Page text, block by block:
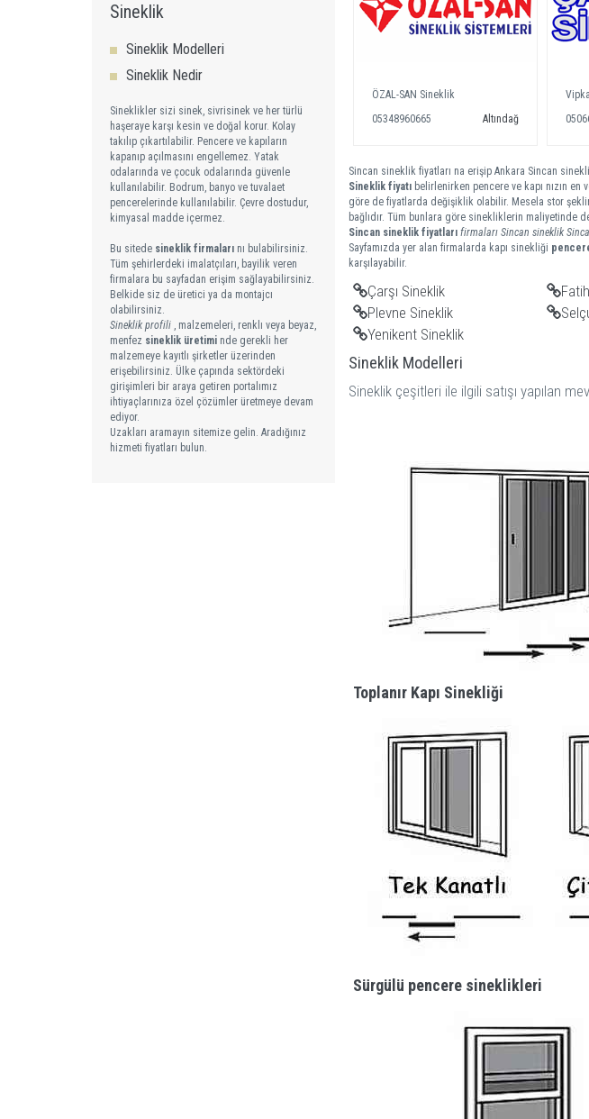
Sineklik
Sineklik Modelleri
Sineklik Nedir
Sineklikler sizi sinek, sivrisinek ve her türlü
haşeraye karşı kesin ve doğal korur. Kolay
takılıp çıkartılabilir. Pencere ve kapıların
kapanıp açılmasını engellemez. Yatak
odalarında ve çocuk odalarında güvenle
kullanılabilir. Bodrum, banyo ve tuvalaet
pencerelerinde kullanılabilir. Çevre dostudur,
kimyasal madde içermez.
Bu sitede sineklik firmaları nı bulabilirsiniz.
Tüm şehirlerdeki imalatçıları, bayilik veren
firmalara bu sayfadan erişim sağlayabilirsiniz.
Belkide siz de üretici ya da montajcı
olabilirsiniz.
Sineklik profili , malzemeleri, renklı veya beyaz,
menfez sineklik üretimi nde gerekli her
malzemeye kayıtlı şirketler üzerinden
erişebilirsiniz. Ülke çapında sektördeki
girişimleri bir araya getiren portalımız
ihtiyaçlarınıza özel çözümler üretmeye devam
ediyor.
Uzakları aramayın sitemize gelin. Aradığınız
hizmeti fiyatları bulun.
ÖZAL-SAN Sineklik
05348960665
Altındağ
Sincan sineklik fiyatları na erişip Ankara Sincan
Sineklik fiyatı belirlenirken pencere ve kapı nızın
göre de fiyatlarda değişiklik olabilir. Mesela stor
bağlıdır. Tüm bunlara göre sinekliklerin maliyetinde
Sincan sineklik fiyatları firmaları Sincan sineklik
Sayfamızda yer alan firmalarda kapı sinekliği
karşılayabilir.
Çarşı Sineklik
Plevne Sineklik
Yenikent Sineklik
Sineklik Modelleri
Sineklik çeşitleri ile ilgili satışı yapılan
Toplanır Kapı Sinekliği
Sürgülü pencere sineklikleri